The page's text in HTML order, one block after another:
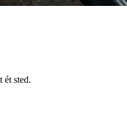
ét sted.